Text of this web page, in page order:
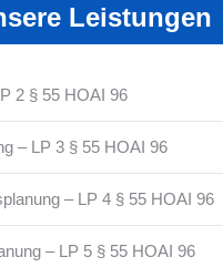
Leistungen
2 § 55 HOAI 96
– LP 3 § 55 HOAI 96
– LP 4 § 55 HOAI 96
– LP 5 § 55 HOAI 96